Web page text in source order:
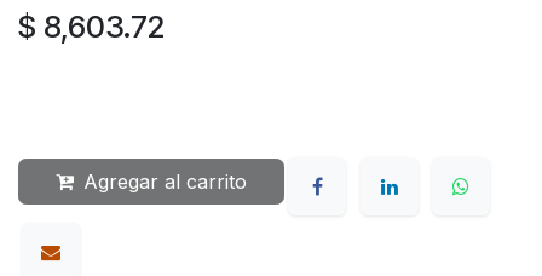
$ 8,603.72
Agregar al carrito